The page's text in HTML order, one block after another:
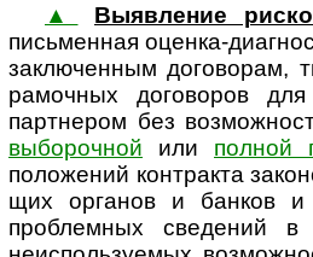
▲
Выявление
письменная оценка-
заключенным договорам,
рамочных договоров
партнером без
выборочной или полной
положений контракта
щих органов и банков и
проблемных сведений в